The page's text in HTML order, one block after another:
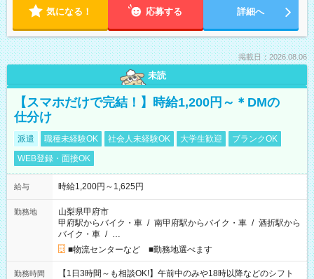
気になる！ 応募する 詳細へ
掲載日：2026.08.06
未読
【スマホだけで完結！】時給1,200円～＊DMの
仕分け
派遣 職種未経験OK 社会人未経験OK 大学生歓迎
ブランクOK
WEB登録・面接OK
給与 時給1,200円～1,625円
勤務地
山梨県甲府市
甲府駅からバイク・車 / 南甲府駅からバイク・車 / 酒折駅から
バイク・車 / …
■物流センターなど ■勤務地選べます
勤務時間
【1日3時間～も相談OK!】午前中のみや18時以降などのシフト